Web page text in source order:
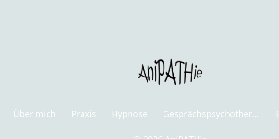
Über mich Praxis Hypnose Gesprächspsychotherapie n. Rogers